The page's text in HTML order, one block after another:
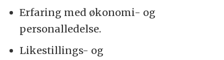
Erfaring med økonomi- og
personalledelse.
Likestillings- og